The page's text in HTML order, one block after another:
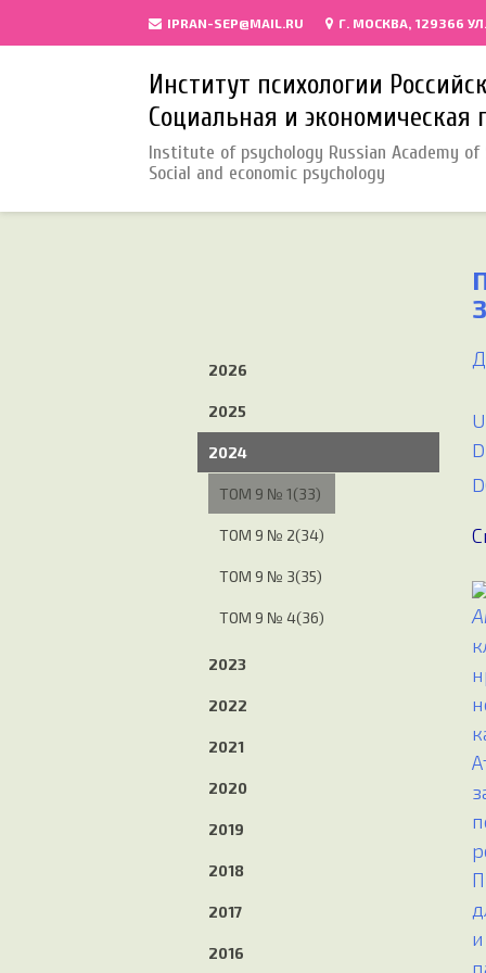
IPRAN-SEP@MAIL.RU Г. МОСКВА, 129366
Институт психологии
Социальная и экономическая
Institute of psychology Russian Academy of
Social and economic psychology
2026
2025
2024
ТОМ 9 № 1(33)
ТОМ 9 № 2(34)
ТОМ 9 № 3(35)
ТОМ 9 № 4(36)
2023
2022
2021
2020
2019
2018
2017
2016